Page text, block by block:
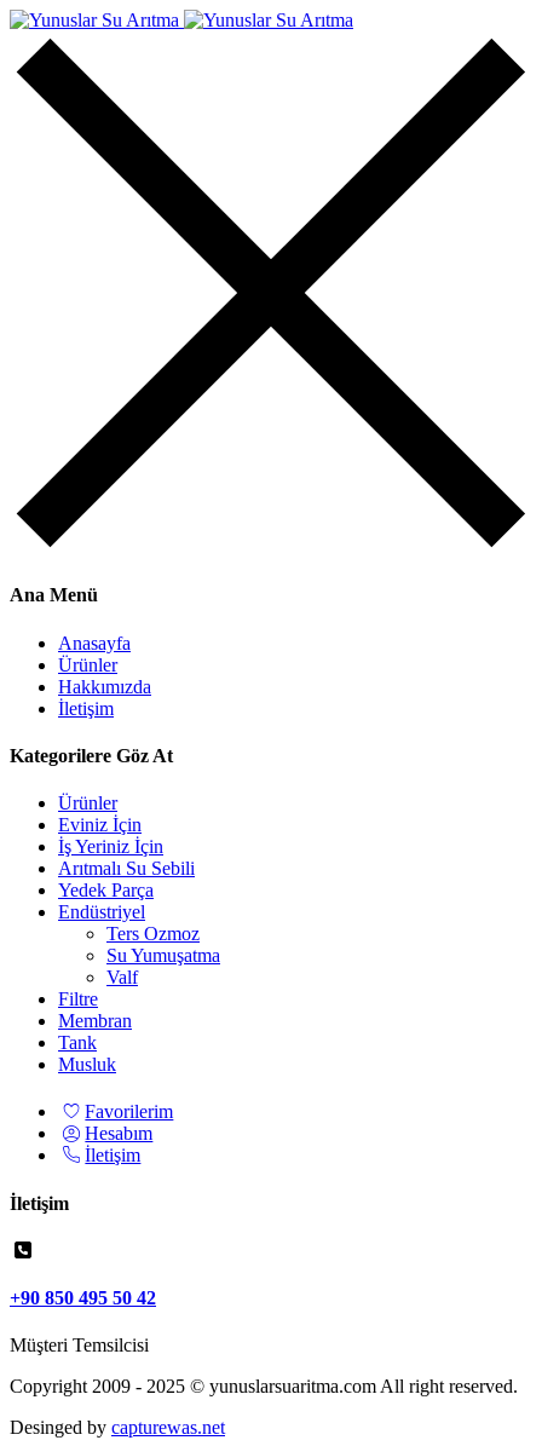
Ana Menü
Anasayfa
Ürünler
Hakkımızda
İletişim
Kategorilere Göz At
Ürünler
Eviniz İçin
İş Yeriniz İçin
Arıtmalı Su Sebili
Yedek Parça
Endüstriyel
Ters Ozmoz
Su Yumuşatma
Valf
Filtre
Membran
Tank
Musluk
Favorilerim
Hesabım
İletişim
İletişim
+90 850 495 50 42
Müşteri Temsilcisi
Copyright 2009 - 2025 © yunuslarsuaritma.com All right reserved.
Desinged by capturewas.net